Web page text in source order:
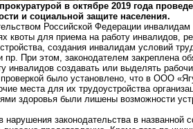
в октябре 2019 года
и социальной защите населения.
Российской Федерации
квоты для приема на работу инвалидов,
создания инвалидам условий
пр. При этом, законодателем закреплена
инвалидов создавать или выделять
было установлено, что в ООО
места для их трудоустройства
здоровья были лишены возможности
законодательства в названной